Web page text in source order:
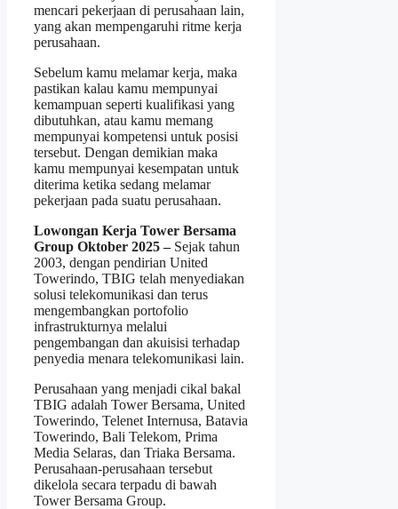
mencari pekerjaan di perusahaan lain,
yang akan mempengaruhi ritme kerja
perusahaan.
Sebelum kamu melamar kerja, maka
pastikan kalau kamu mempunyai
kemampuan seperti kualifikasi yang
dibutuhkan, atau kamu memang
mempunyai kompetensi untuk posisi
tersebut. Dengan demikian maka
kamu mempunyai kesempatan untuk
diterima ketika sedang melamar
pekerjaan pada suatu perusahaan.
Lowongan Kerja Tower Bersama
Group Oktober 2025 – Sejak tahun
2003, dengan pendirian United
Towerindo, TBIG telah menyediakan
solusi telekomunikasi dan terus
mengembangkan portofolio
infrastrukturnya melalui
pengembangan dan akuisisi terhadap
penyedia menara telekomunikasi lain.
Perusahaan yang menjadi cikal bakal
TBIG adalah Tower Bersama, United
Towerindo, Telenet Internusa, Batavia
Towerindo, Bali Telekom, Prima
Media Selaras, dan Triaka Bersama.
Perusahaan-perusahaan tersebut
dikelola secara terpadu di bawah
Tower Bersama Group.